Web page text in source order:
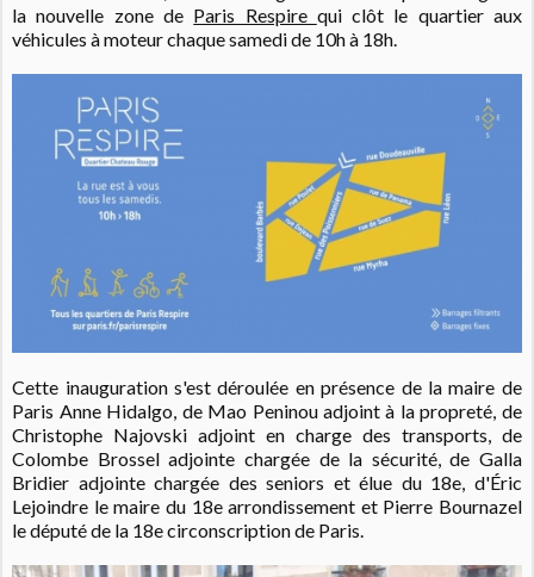
la nouvelle zone de Paris Respire qui clôt le quartier aux
véhicules à moteur chaque samedi de 10h à 18h.
Cette inauguration s'est déroulée en présence de la maire de
Paris Anne Hidalgo, de Mao Peninou adjoint à la propreté, de
Christophe Najovski adjoint en charge des transports, de
Colombe Brossel adjointe chargée de la sécurité, de Galla
Bridier adjointe chargée des seniors et élue du 18e, d'Éric
Lejoindre le maire du 18e arrondissement et Pierre Bournazel
le député de la 18e circonscription de Paris.